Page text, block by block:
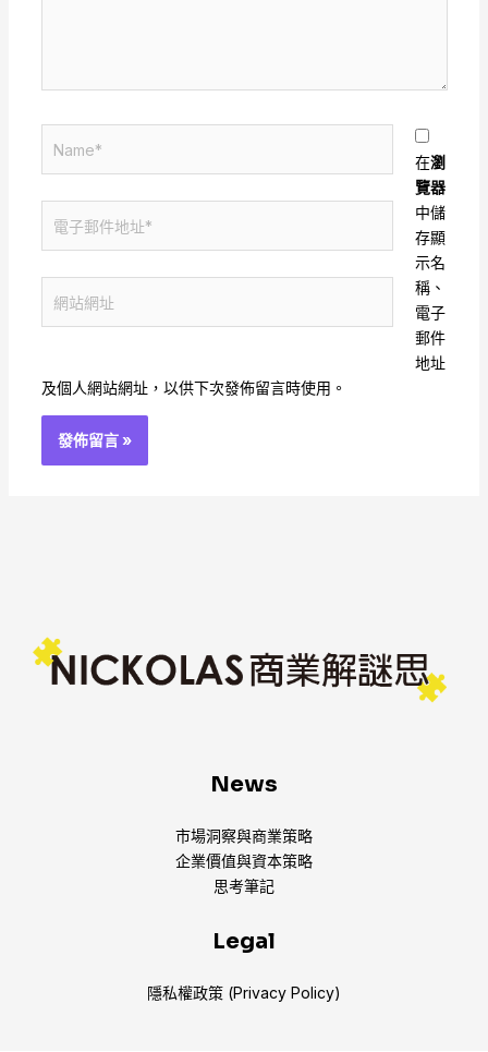
地
站
在瀏
覽器
中儲
存顯
示名
稱、
電子
郵件
地址
及個人網站網址，以供下次發佈留言時使用。
News
市場洞察與商業策略
企業價值與資本策略
思考筆記
Legal
隱私權政策 (Privacy Policy)